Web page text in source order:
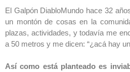
El Galpón DiabloMundo hace 32
un montón de cosas en la
plazas, actividades, y todavía me
a 50 metros y me dicen: “¿acá hay
Así como está planteado es